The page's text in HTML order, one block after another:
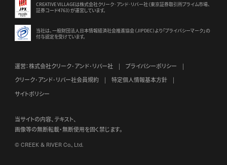
CREATIVE VILLAGEは株式会社クリーク･アンド･リバー社（東京証券取引所プライム市場、
証券コード4763）が運営しています。
当社は、一般財団法人日本情報経済社会推進協会（JIPDEC）より 「プライバシーマーク」の
付与認定を受けています。
運営：株式会社クリーク･アンド･リバー社
プライバシーポリシー
クリーク･アンド･リバー社会員規約
特定個人情報基本方針
サイトポリシー
当サイトの内容、テキスト、
画像等の無断転載・無断使用を固く禁じます。
© CREEK & RIVER Co., Ltd.